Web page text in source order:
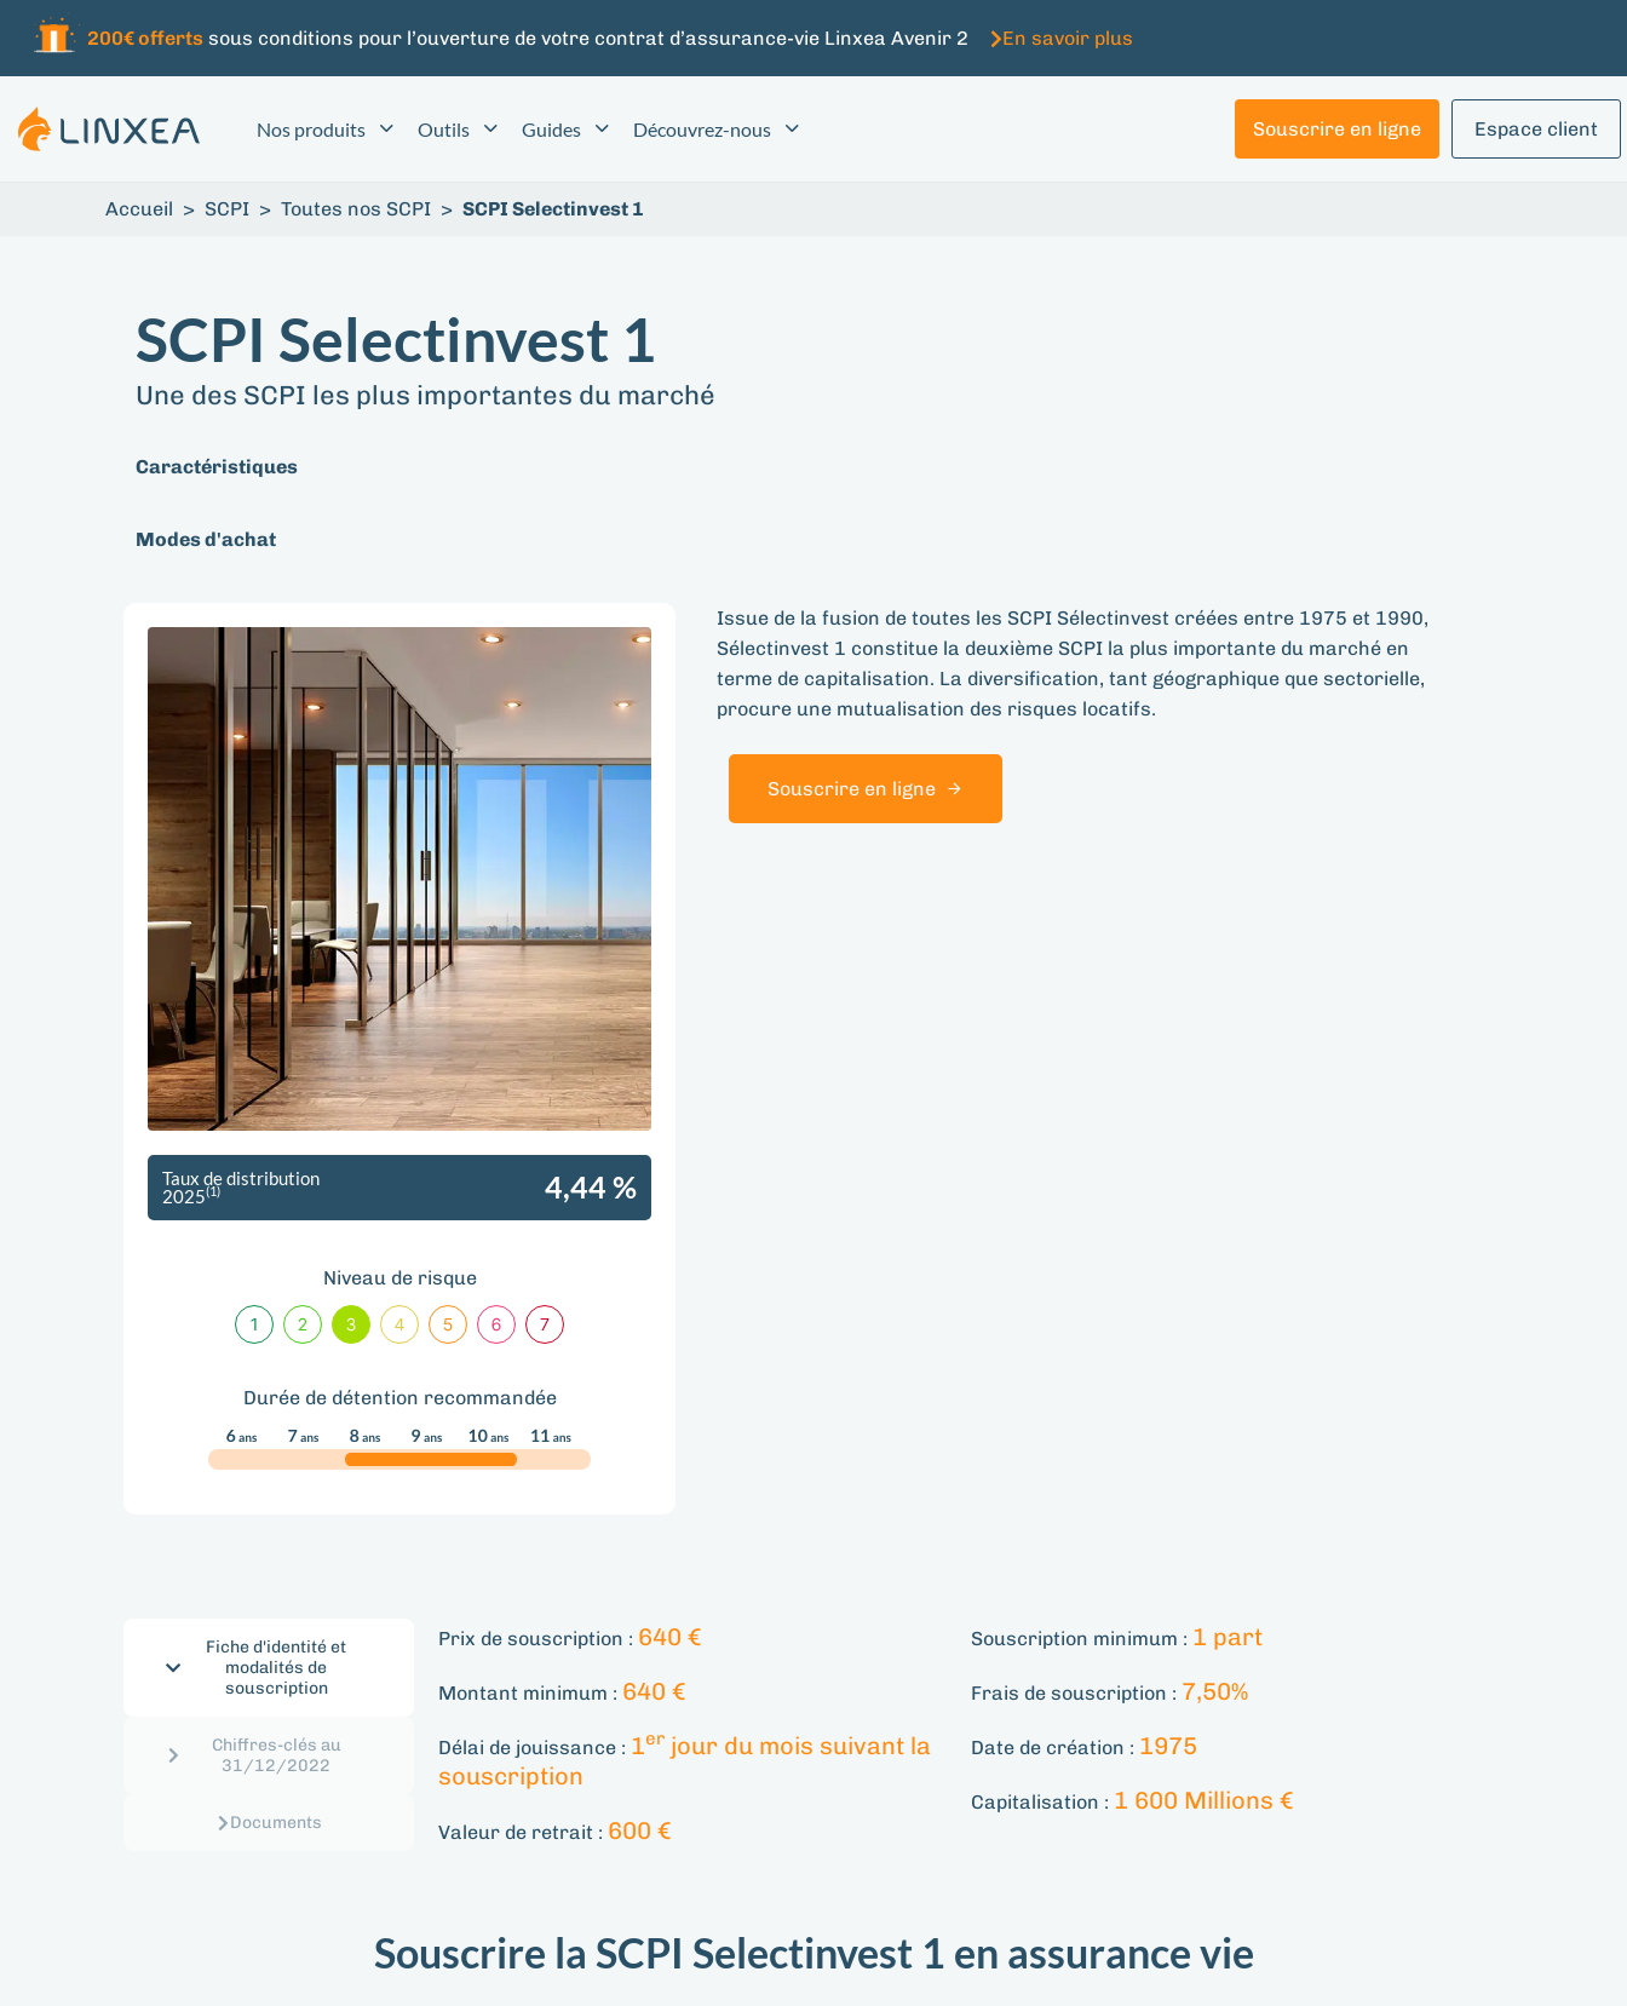
200€ offerts sous conditions pour l’ouverture de votre contrat d’assurance-vie Linxea Avenir 2 En savoir plus
Nos produits Outils Guides Découvrez-nous Souscrire en ligne Espace client
Accueil > SCPI > Toutes nos SCPI > SCPI Selectinvest 1
SCPI Selectinvest 1
Une des SCPI les plus importantes du marché
Caractéristiques
Modes d'achat
Taux de distribution
2025(1) 4,44 %
Niveau de risque
Durée de détention recommandée
Issue de la fusion de toutes les SCPI Sélectinvest créées entre 1975 et 1990,
Sélectinvest 1 constitue la deuxième SCPI la plus importante du marché en
terme de capitalisation. La diversification, tant géographique que sectorielle,
procure une mutualisation des risques locatifs.
Souscrire en ligne
Fiche d'identité et
modalités de
souscription​
Chiffres-clés au
31/12/2022​
Documents
Prix de souscription : 640 €
Montant minimum : 640 €
Délai de jouissance : 1er jour du mois suivant la
souscription
Valeur de retrait : 600 €
Souscription minimum : 1 part
Frais de souscription : 7,50%
Date de création : 1975
Capitalisation : 1 600 Millions €
Souscrire la SCPI Selectinvest 1 en assurance vie